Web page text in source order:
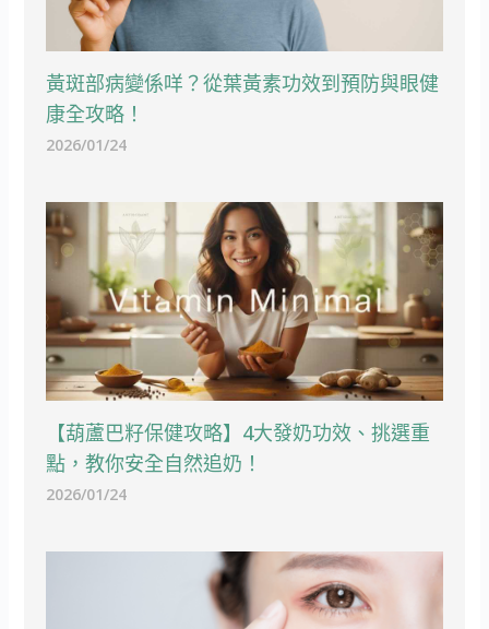
黃斑部病變係咩？從葉黃素功效到預防與眼健
康全攻略！
2026/01/24
【葫蘆巴籽保健攻略】4大發奶功效、挑選重
點，教你安全自然追奶！
2026/01/24